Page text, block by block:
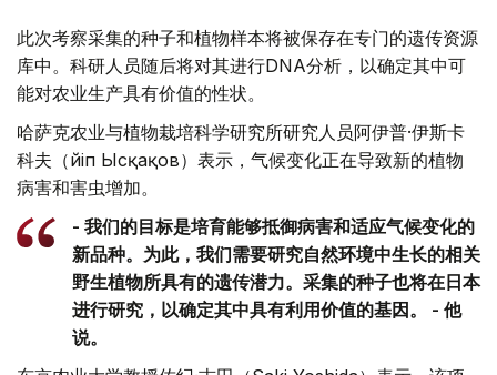
此次考察采集的种子和植物样本将被保存在专门的遗传资源
库中。科研人员随后将对其进行DNA分析，以确定其中可
能对农业生产具有价值的性状。
哈萨克农业与植物栽培科学研究所研究人员阿伊普·伊斯卡
科夫（Әйіп Ысқақов）表示，气候变化正在导致新的植物
病害和害虫增加。
- 我们的目标是培育能够抵御病害和适应气候变化的
新品种。为此，我们需要研究自然环境中生长的相关
野生植物所具有的遗传潜力。采集的种子也将在日本
进行研究，以确定其中具有利用价值的基因。 - 他
说。